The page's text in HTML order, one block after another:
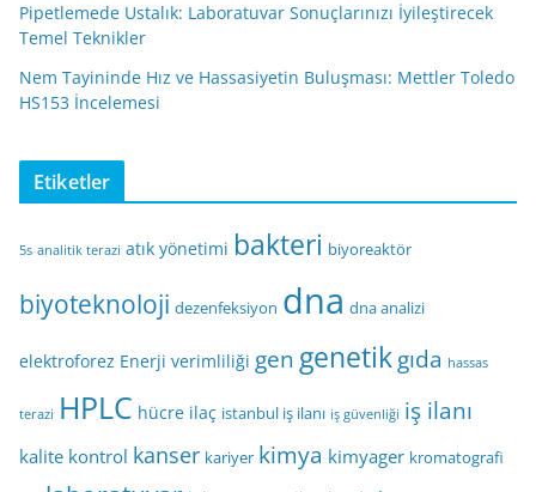
Pipetlemede Ustalık: Laboratuvar Sonuçlarınızı İyileştirecek
Temel Teknikler
Nem Tayininde Hız ve Hassasiyetin Buluşması: Mettler Toledo
HS153 İncelemesi
Etiketler
5s analitik terazi atık yönetimi bakteri biyoreaktör
biyoteknoloji dezenfeksiyon dna dna analizi
elektroforez Enerji verimliliği gen genetikgıda hassas
terazi HPLC hücre ilaç istanbul iş ilanı iş güvenliği iş ilanı
kalite kontrol kanser kariyer kimya kimyager kromatografi